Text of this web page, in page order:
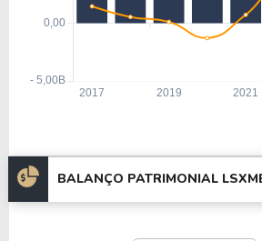
BALANÇO PATRIMONIAL